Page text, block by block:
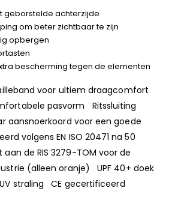
geborstelde achterzijde
om beter zichtbaar te zijn
opbergen
bescherming tegen de elementen
voor ultiem draagcomfort
pasvorm Ritssluiting
aansnoerkoord voor een goede
volgens EN ISO 20471 na 50
de RIS 3279-TOM voor de
(alleen oranje) UPF 40+ doek
straling CE gecertificeerd
3